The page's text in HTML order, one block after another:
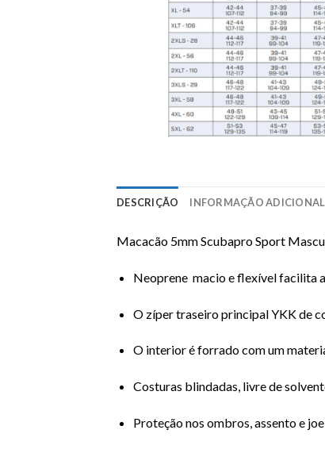
DESCRIÇÃO INFORMAÇÃO ADICIONAL
Macacão 5mm Scubapro Sport
Neoprene macio e flexível facilita
O zíper traseiro principal YKK de
O interior é forrado com um
Costuras blindadas, livre de
Proteção nos ombros, assento e